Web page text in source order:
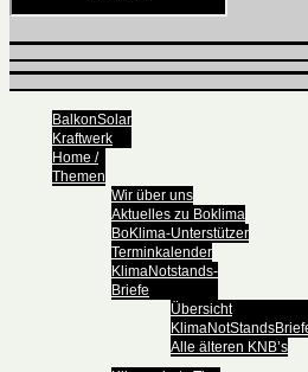
BalkonSolar
Kraftwerk
Home /
Themen
Wir über uns
Aktuelles zu Boklima
BoKlima-Unterstützer
Terminkalender
KlimaNotstands-
Briefe
Übersicht
Alle älteren KNB’s